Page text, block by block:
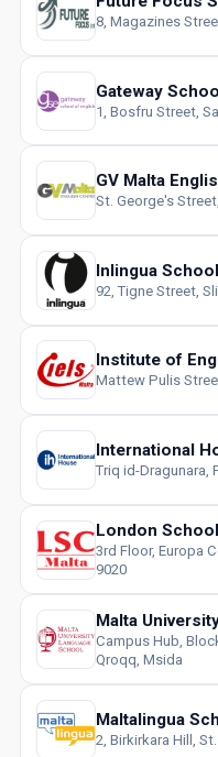
8, Magazines
Gateway
1, Bosfru Street,
GV Malta
St. George's
Inlingua
92, Tigne Street,
Institute of
Mattew Pulis
International
Triq id-Dragunara,
London
3rd Floor, Europa
9020
Malta
Campus Hub,
Qroqq, Msida
Maltalingua
2, Birkirkara Hill,